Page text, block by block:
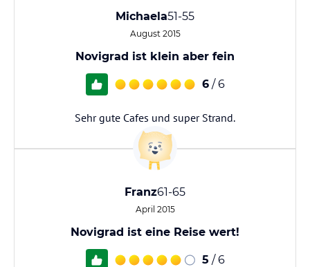
Michaela51-55
August 2015
Novigrad ist klein aber fein
6 / 6
Sehr gute Cafes und super Strand.
Franz61-65
April 2015
Novigrad ist eine Reise wert!
5 / 6